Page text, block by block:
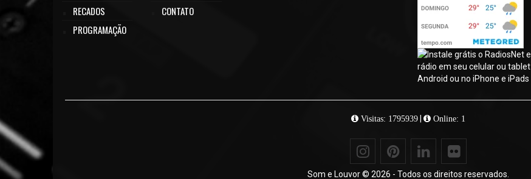
RECADOS
PROGRAMAÇÃO
CONTATO
Visitas: 1795939 Online: 1
Som e Louvor © 2026 - Todos os direitos reservados.